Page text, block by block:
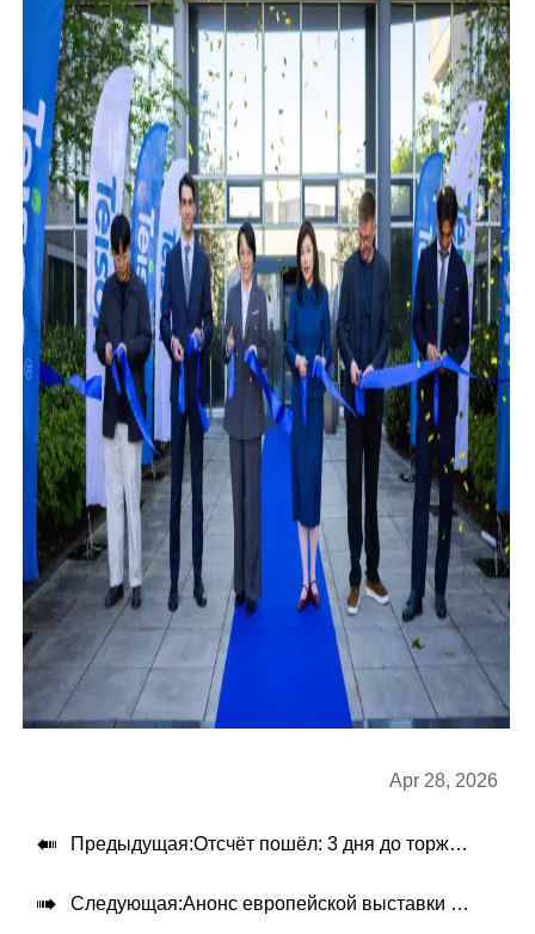
Apr 28, 2026
 Предыдущая:Отсчёт пошёл: 3 дня до торжественного открытия офиса в Германии в Düsseldorf.
 Следующая:Анонс европейской выставки Teison 2026